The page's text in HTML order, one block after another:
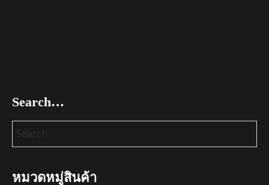
Search…
หมวดหมู่สินค้า